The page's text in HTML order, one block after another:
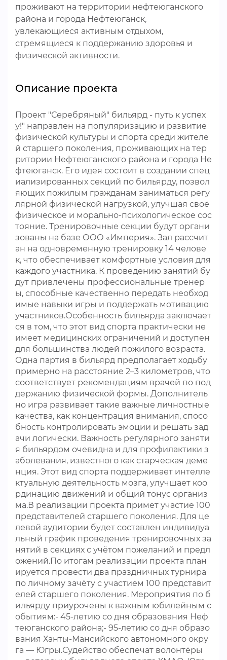
проживают на территории нефтеюганского
района и города Нефтеюганск,
увлекающиеся активным отдыхом,
стремящиеся к поддержанию здоровья и
физической активности.
Описание проекта
Проект "Серебряный" бильярд - путь к успех
у!" направлен на популяризацию и развитие
физической культуры и спорта среди жителе
й старшего поколения, проживающих на тер
ритории Нефтеюганского района и города Не
фтеюганск. Его идея состоит в создании спец
иализированных секций по бильярду, позвол
яющих пожилым гражданам заниматься регу
лярной физической нагрузкой, улучшая своё
физическое и морально-психологическое сос
тояние. Тренировочные секции будут органи
зованы на базе ООО «Империя». Зал рассчит
ан на одновременную тренировку 14 челове
к, что обеспечивает комфортные условия для
каждого участника. К проведению занятий бу
дут привлечены профессиональные тренер
ы, способные качественно передать необход
имые навыки игры и поддержать мотивацию
участников.Особенность бильярда заключает
ся в том, что этот вид спорта практически не
имеет медицинских ограничений и доступен
для большинства людей пожилого возраста.
Одна партия в бильярд предполагает ходьбу
примерно на расстояние 2–3 километров, что
соответствует рекомендациям врачей по под
держанию физической формы. Дополнитель
но игра развивает такие важные личностные
качества, как концентрация внимания, спосо
бность контролировать эмоции и решать зад
ачи логически. Важность регулярного заняти
я бильярдом очевидна и для профилактики з
аболевания, известного как старческая деме
нция. Этот вид спорта поддерживает интелле
ктуальную деятельность мозга, улучшает коо
рдинацию движений и общий тонус организ
ма.В реализации проекта примет участие 100
представителей старшего поколения. Для це
левой аудитории будет составлен индивидуа
льный график проведения тренировочных за
нятий в секциях с учётом пожеланий и предл
ожений.По итогам реализации проекта план
ируется провести два праздничных турнира
по личному зачёту с участием 100 представит
елей старшего поколения. Мероприятия по б
ильярду приурочены к важным юбилейным с
обытиям:- 45-летию со дня образования Неф
теюганского района;- 95-летию со дня образо
вания Ханты-Мансийского автономного окру
га — Югры.Судейство обеспечат волонтёры